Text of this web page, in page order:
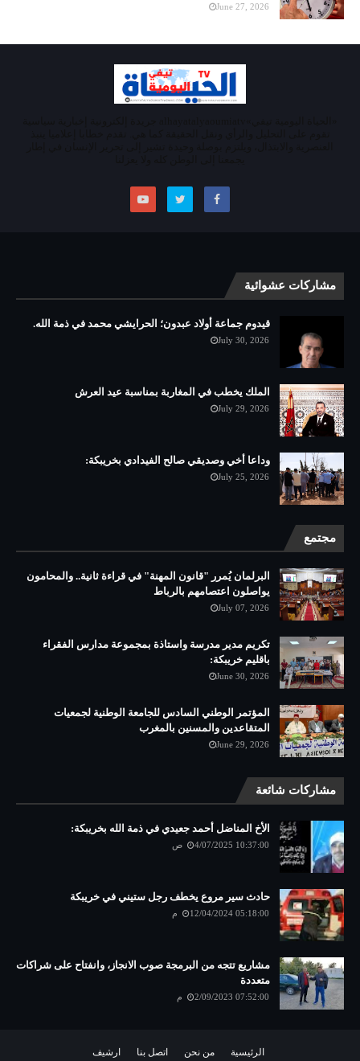
June 27, 2026
مشاركات عشوائية
قيدوم جماعة أولاد عبدون؛ الحرايشي محمد في ذمة الله.
July 30, 2026
الملك يخطب في المغاربة بمناسبة عيد العرش
July 29, 2026
وداعا أخي وصديقي صالح الفيدادي بخريبكة:
July 25, 2026
مجتمع
البرلمان يُمرر "قانون المهنة" في قراءة ثانية.. والمحامون
يواصلون اعتصامهم بالرباط
July 07, 2026
تكريم مدير مدرسة واستاذة بمجموعة مدارس الفقراء
باقليم خريبكة:
June 30, 2026
المؤتمر الوطني السادس للجامعة الوطنية لجمعيات
المتقاعدين والمسنين بالمغرب
June 29, 2026
مشاركات شائعة
الأخ المناضل أحمد جعيدي في ذمة الله بخريبكة:
4/07/2025 10:37:00 ص
حادث سير مروع يخطف رجل ستيني في خريبكة
12/04/2024 05:18:00 م
مشاريع تتجه من البرمجة صوب الانجاز، وانفتاح على شراكات
متعددة
2/09/2023 07:52:00 م
الرئيسية من نحن اتصل بنا ارشيف